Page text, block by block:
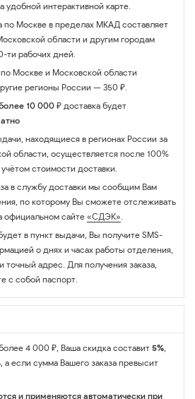
удобной интерактивной карте.
по Москве в пределах МКАД составляет
области и другим городам
ти рабочих дней.
Москве и Московской области
регионы России — 350 ₽.
10 000 ₽ доставка будет
находящиеся в регионах России за
области, осуществляется после 100%
стоимости доставки.
в службу доставки мы сообщим Вам
по которому Вы сможете отслеживать
официальном сайте «СДЭК».
в пункт выдачи, Вы получите SMS-
о днях и часах работы отделения,
точный адрес. Для получения заказа,
с собой паспорт.
4 000 ₽, Ваша скидка составит 5%,
, а если сумма Вашего заказа превысит
и применяются автоматически при